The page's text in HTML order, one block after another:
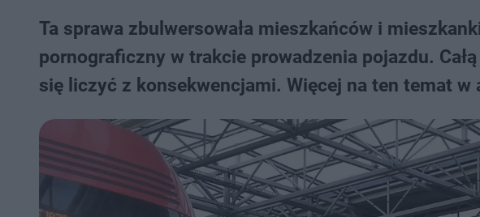
Ta sprawa zbulwersowała mieszkańców i
pornograficzny w trakcie prowadzenia pojazdu.
się liczyć z konsekwencjami. Więcej na ten temat w